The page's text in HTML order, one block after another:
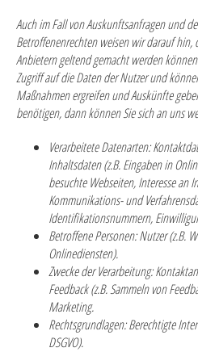
Auch im Fall von Auskunftsanfragen und
Betroffenenrechten weisen wir darauf hin,
Anbietern geltend gemacht werden
Zugriff auf die Daten der Nutzer und
Maßnahmen ergreifen und Auskünfte
benötigen, dann können Sie sich an uns
Verarbeitete Datenarten:
Inhaltsdaten (z.B. Eingaben in
besuchte Webseiten, Interesse an
Kommunikations- und
Identifikationsnummern,
Betroffene Personen:Nutzer (z.B.
Onlinediensten).
Zwecke der Verarbeitung:
Feedback (z.B. Sammeln von
Marketing.
Rechtsgrundlagen:Berechtigte
DSGVO).